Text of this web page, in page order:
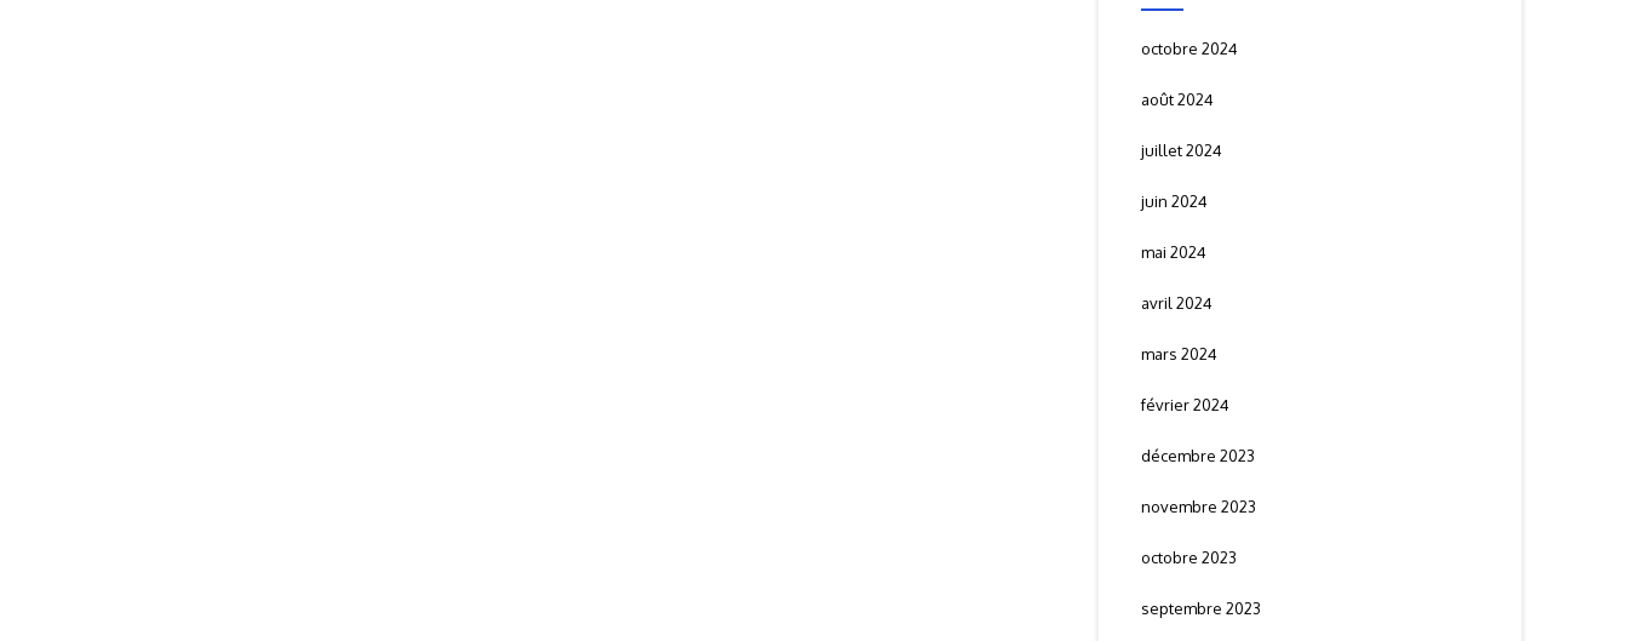
octobre 2024
août 2024
juillet 2024
juin 2024
mai 2024
avril 2024
mars 2024
février 2024
décembre 2023
novembre 2023
octobre 2023
septembre 2023